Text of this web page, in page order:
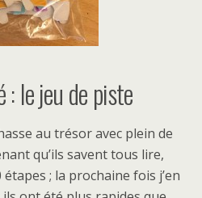
le jeu de piste
au trésor avec plein de
qu’ils savent tous lire,
étapes ; la prochaine fois j’en